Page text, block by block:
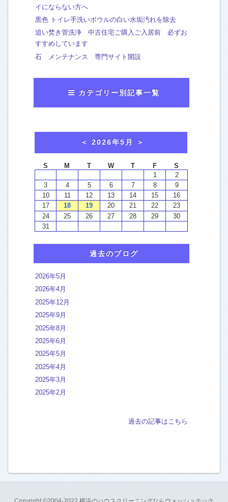
イにならない方へ
黒色 トイレ手洗いボウルの白い水垢汚れを除去
追い焚き管洗浄 中古住宅ご購入ご入居前 必ずお
すすめしています
石 メンテナンス 専門サイト開設
カテゴリー別記事一覧
washtech夫婦in横浜[7]
おかみから、お知らせ [49]
お客様による口コミご感想[4]
ウォッシュテックの施工例
エアコンクリーニング[7]
トイレ便器 ウォシュレット[17]
カーペットクリーニング [50]
クッションフロア フロアタイル
バスルーム 浴室の汚れ
石の浴室 タイル ガラス扉
人工大理石FRPユニットバス
外構 外階段 エントランスの洗浄
フローリング床ワックス
洗面台 ボウル 天板
過去のブログ
2026年5月
2026年4月
2025年12月
2025年9月
2025年8月
2025年6月
2025年5月
2025年4月
2025年3月
2025年2月
過去の記事はこちら